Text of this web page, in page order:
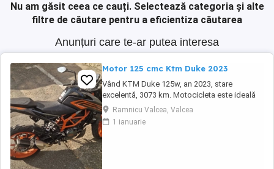
Nu am găsit ceea ce cauți. Selectează categoria și alte
filtre de căutare pentru a eficientiza căutarea
Anunțuri care te-ar putea interesa
Motor 125 cmc Ktm Duke 2023
Vând KTM Duke 125w, an 2023, stare
excelentă, 3073 km. Motocicleta este ideală
pentru începători sau pentru oraș. Fără daune,
lovituri!
Ramnicu Valcea, Valcea
1 ianuarie